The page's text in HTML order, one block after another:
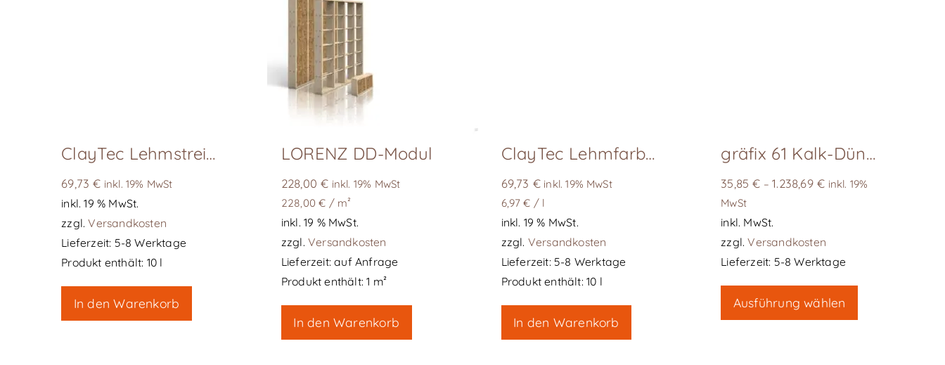
ClayTec Lehmstreichputz Reinweiß10 l, verarbeitungsfertig
69,73€ inkl. 19% MwSt
inkl. 19 % MwSt.
zzgl.Versandkosten
Lieferzeit: 5-8 Werktage
Produkt enthält: 10 l
In den Warenkorb
LORENZ DD-Modul
228,00€ inkl. 19% MwSt
228,00€ / m²
inkl. 19 % MwSt.
zzgl.Versandkosten
Lieferzeit:auf Anfrage
Produkt enthält: 1 m²
In den Warenkorb
ClayTec Lehmfarbe reinweiß 10 l, verarbeitungsfertig
69,73 € inkl. 19% MwSt
6,97€ / l
inkl. 19 % MwSt.
zzgl. Versandkosten
Lieferzeit: 5-8 Werktage
Produkt enthält: 10 l
In den Warenkorb
gräfix 61 Kalk-Dünnschichtputz FEIN
35,85€ –1.238,69€ inkl. 19%
MwSt
inkl. MwSt.
zzgl.Versandkosten
Lieferzeit: 5-8 Werktage
Ausführung wählen
Dieses
weist